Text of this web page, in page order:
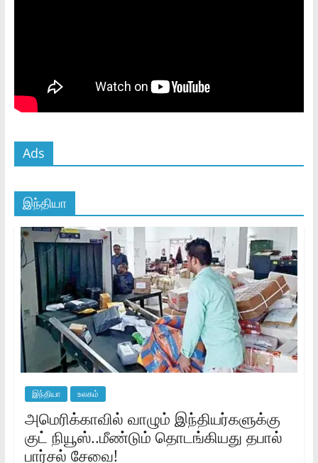
Ads
இந்தியா
இந்தியா உலகம்
அமெரிக்காவில் வாழும் இந்தியர்களுக்கு
குட் நியூஸ்..மீண்டும் தொடங்கியது தபால்
பார்சல் சேவை!